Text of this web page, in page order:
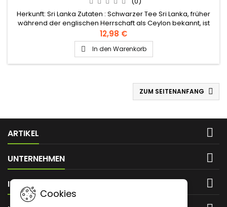
Herkunft: Sri Lanka Zutaten : Schwarzer Tee Sri Lanka, früher
während der englischen Herrschaft als Ceylon bekannt, ist
eines der Hauptanbauländer für schwarzen Tee.
12,98 €
 In den Warenkorb
ZUM SEITENANFANG 
ARTIKEL 
UNTERNEHMEN 
IHR KONTO 
Cookies